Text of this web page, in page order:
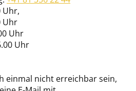
Uhr,
Uhr
Uhr
Uhr
einmal nicht erreichbar sein,